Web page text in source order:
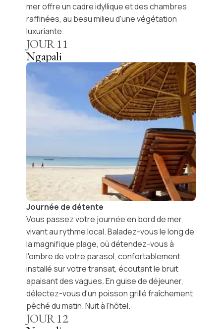
meroffre un cadre idyllique et des chambres
raffinées, au beau milieu d'une végétation
luxuriante.
JOUR11
Ngapali
Journée de détente
Vous passez votre journée en bord de mer,
vivant au rythme local. Baladez-vous le long de
la magnifique plage, où détendez-vous à
l'ombre de votre parasol, confortablement
installé sur votre transat, écoutant le bruit
apaisant des vagues. En guise de déjeuner,
délectez-vous d'un poisson grillé fraîchement
pêché du matin. Nuit à l'hôtel.
JOUR12